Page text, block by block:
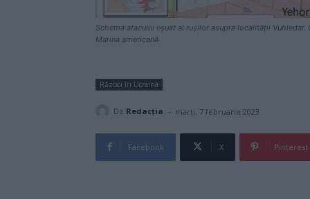
Schema atacului eșuat al rușilor asupra localității
Marina americană
Război în Ucraina
De Redacţia - marți, 7 februarie 2023
Facebook X Pinterest